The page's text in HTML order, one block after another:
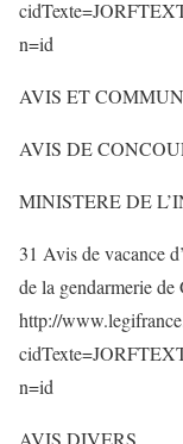
n=id
AVIS ET
AVIS DE
MINISTERE DE
31 Avis de vacance
de la gendarmerie de
http://
n=id
AVIS DIVERS